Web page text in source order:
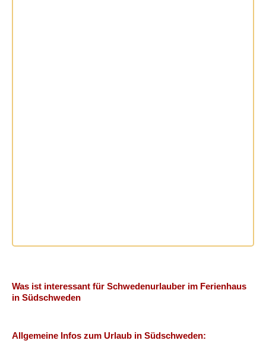
Was ist interessant für Schwedenurlauber im Ferienhaus
in Südschweden
Allgemeine Infos zum Urlaub in Südschweden: